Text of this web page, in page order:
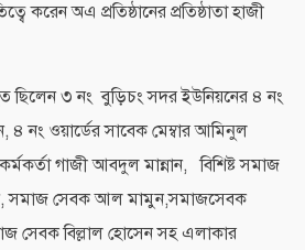
করেন অএ প্রতিষ্ঠানের প্রতিষ্ঠাতা হাজী
ছিলেন ৩ নং বুড়িচং সদর ইউনিয়নের ৪ নং
৪ নং ওয়ার্ডের সাবেক মেম্বার আমিনুল
গাজী আবদুল মান্নান, বিশিষ্ট সমাজ
সমাজ সেবক আল মামুন,সমাজসেবক
বিল্লাল হোসেন সহ এলাকার